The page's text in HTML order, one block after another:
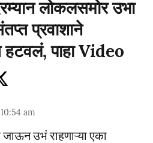
लोकलसमोर उभा
प्रवाशाने
हटवलं, पाहा Video
am
उभं राहणाऱ्या एका